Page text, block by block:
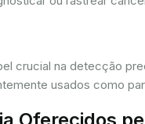
crucial na detecção
usados como
Oferecidos